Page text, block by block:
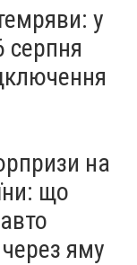
у
серпня
на
що
яму